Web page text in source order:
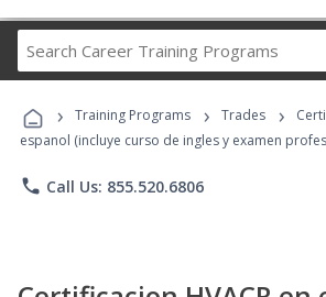
Career
Programs
› Training Programs › Trades ›
espanol (incluye curso de ingles y examen
phone Call Us: 855.520.6806